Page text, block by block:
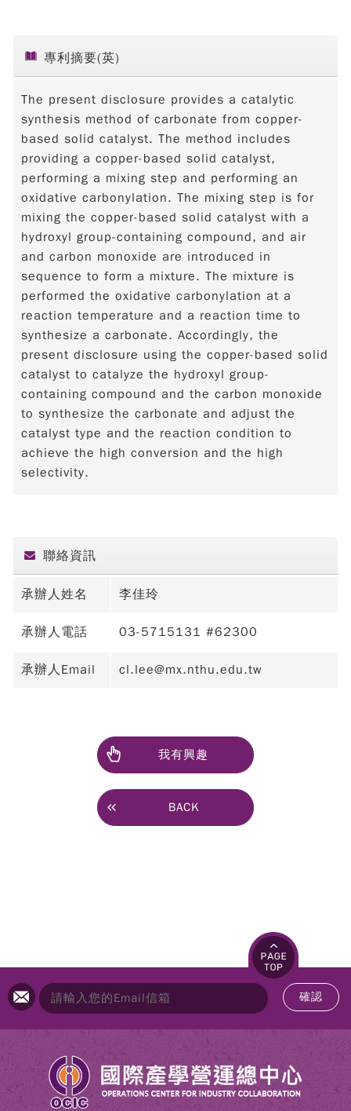
專利摘要(英)
The present disclosure provides a catalytic
synthesis method of carbonate from copper-
based solid catalyst. The method includes
providing a copper-based solid catalyst,
performing a mixing step and performing an
oxidative carbonylation. The mixing step is for
mixing the copper-based solid catalyst with a
hydroxyl group-containing compound, and air
and carbon monoxide are introduced in
sequence to form a mixture. The mixture is
performed the oxidative carbonylation at a
reaction temperature and a reaction time to
synthesize a carbonate. Accordingly, the
present disclosure using the copper-based solid
catalyst to catalyze the hydroxyl group-
containing compound and the carbon monoxide
to synthesize the carbonate and adjust the
catalyst type and the reaction condition to
achieve the high conversion and the high
selectivity.
聯絡資訊
承辦人姓名 李佳玲
承辦人電話 03-5715131 #62300
承辦人Email cl.lee@mx.nthu.edu.tw
我有興趣
BACK
確認